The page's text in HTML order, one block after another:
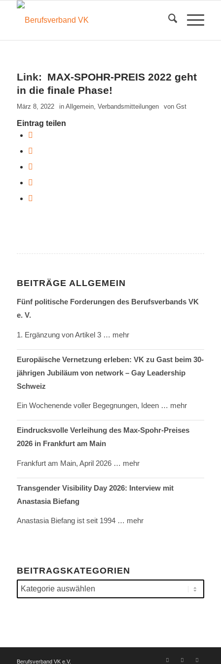
MAX-SPOHR-PREIS 2022 geht
in die finale Phase!
März 8, 2022 in Allgemein, Verbandsmitteilungen von Gst
Eintrag teilen
BEITRÄGE ALLGEMEIN
Fünf politische Forderungen des Berufsverbands VK
e. V.
1. Ergänzung von Artikel 3 … mehr
Europäische Vernetzung erleben: VK zu Gast beim 30-
jährigen Jubiläum von network – Gay Leadership
Schweiz
Ein Wochenende voller Begegnungen, Ideen … mehr
Eindrucksvolle Verleihung des Max-Spohr-Preises
2026 in Frankfurt am Main
Frankfurt am Main, April 2026 … mehr
Transgender Visibility Day 2026: Interview mit
Anastasia Biefang
Anastasia Biefang ist seit 1994 … mehr
BEITRAGSKATEGORIEN
Beitragskategorien
Berufsverband VK e.V.